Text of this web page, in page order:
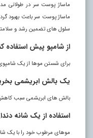
ماساژ پوست سر در طولانی
ماساژ پوست سر باعث بهبود
سلول‌ های تضمین رشد و
از شامپو پیش استفاده
برای شستن مو‌ها از یک
یک بالش ابریشمی
بالش‌ های ابریشمی سبب
استفاده از یک شانه
مو‌های مرطوب خود را با یک